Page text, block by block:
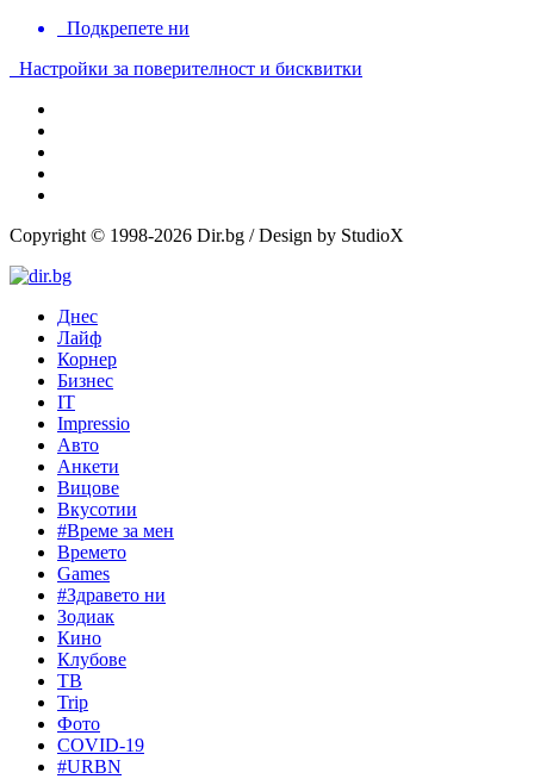
Подкрепете ни
Настройки за поверителност и бисквитки
Copyright © 1998-2026 Dir.bg / Design by StudioX
Днес
Лайф
Корнер
Бизнес
IT
Impressio
Авто
Анкети
Вицове
Вкусотии
#Време за мен
Времето
Games
#Здравето ни
Зодиак
Кино
Клубове
ТВ
Trip
Фото
COVID-19
#URBN